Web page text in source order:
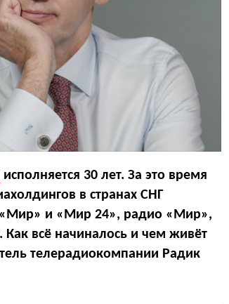
исполняется 30 лет. За это время
в странах СНГ
и «Мир 24», радио «Мир»,
всё начиналось и чем живёт
телерадиокомпании Радик